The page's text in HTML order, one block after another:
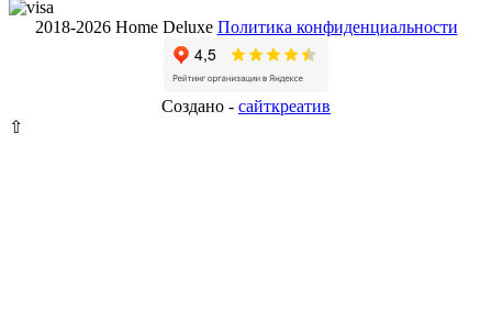
2018-2026 Home Deluxe Политика конфиденциальности
Создано - сайткрeатив
⇧